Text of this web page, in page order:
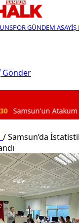
GÜNDEM ASAYİŞ
Gönder
ilçesinde yeni
/Samsun’da